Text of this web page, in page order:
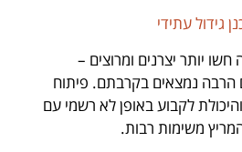
גידול עתידי
יותר יצרנים ומרוצים –
הרבה נמצאים בקרבתם. פיתוח
לקבוע באופן לא רשמי עם
משימות רבות.